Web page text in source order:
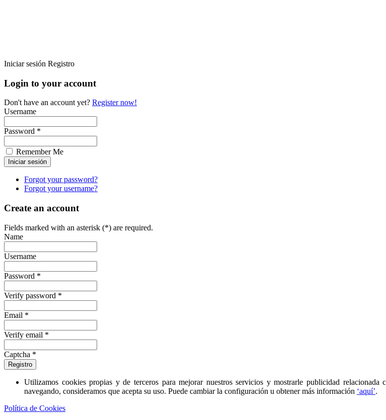
Iniciar sesión Registro
Login to your account
Don't have an account yet? Register now!
Username
Password *
Remember Me
Forgot your password?
Forgot your username?
Create an account
Fields marked with an asterisk (*) are required.
Name
Username
Password *
Verify password *
Email *
Verify email *
Captcha *
Registro
Utilizamos cookies propias y de terceros para mejorar nuestros servicios y mostrarle publicidad
navegando, consideramos que acepta su uso. Puede cambiar la configuración u obtener más información ‘aquí’.
Política de Cookies